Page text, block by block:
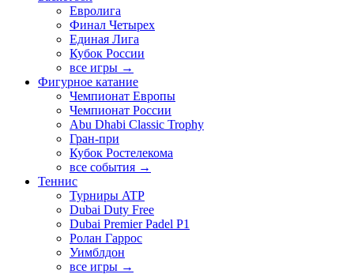
Евролига
Финал Четырех
Единая Лига
Кубок России
все игры →
Фигурное катание
Чемпионат Европы
Чемпионат России
Abu Dhabi Classic Trophy
Гран-при
Кубок Ростелекома
все события →
Теннис
Турниры ATP
Dubai Duty Free
Dubai Premier Padel P1
Ролан Гаррос
Уимблдон
все игры →